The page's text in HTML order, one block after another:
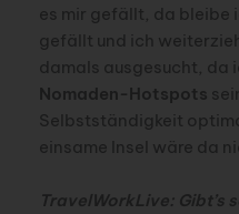
es mir gefällt, da bleibe
gefällt und ich
damals ausgesucht, da
Nomaden-Hotspots
Selbstständigkeit
einsame Insel wäre da
TravelWorkLive: Gibt’s